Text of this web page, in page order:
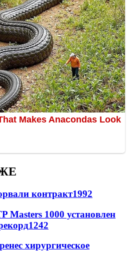
контракт1992
Masters 1000 установлен
1242
хирургическое